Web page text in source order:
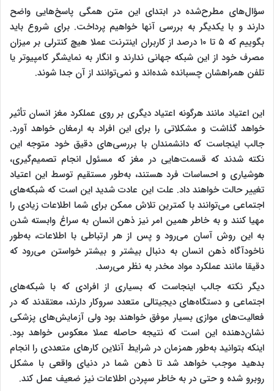
سؤال‌های مطرح‌شده در ابتدای این متن همگی پاسخ‌هایی واضح
دارند و با یکدیگر به بررسی آنها خواهیم پرداخت. برای شروع باید
بگوییم که ۵ تا ۱۰ درصد از کاربران اینترنت عملا هیچ کنترلی بر میزان
مصرف خود از این شبکه جهانی ندارند و انگار به نمایشگر کامپیوتر یا
تلفن همراهشان چسبانده شده‌اند و نمی‌توانند از آن جدا شوند.
این اعتیاد مانند هرگونه اعتیاد دیگری بر روی عملکرد مغز انسان تأثیر
خواهد گذاشت و مشکلاتی را برای این افراد به ارمغان خواهد آورد.
جالب اینجاست که دانشمندان با بررسی‌های دقیق خود متوجه این
نکته شدند که قسمت‌هایی در مغز که مسئول انجام تصمیم‌گیری،
هوشیاری و احساسات فرد هستند، به‌طور مستقیم توسط این اعتیاد
تغییر حالت خواهند داد. علت این عادت شدید این است که شبکه‌های
اجتماعی می‌توانند با کمترین تلاش ممکن برای شما اطلاعات زیادی را
مهیا کنند و به خاطر همین امر نیز ذهن انسان به سراغ وابسته شدن
به این روش آسان می‌رود و پس از هر ارتباطی با اطلاعات، به‌طور
ناخودآگاه ذهن انسان به دنبال بیشتر و بیشتر خواستن می‌رود که
دقیقا مانند عملکرد مواد مخدر به نظر می‌رسد.
دیگر نکته جالب اینجاست که بسیاری از افرادی که با شبکه‌های
اجتماعی و دستگا‌ه‌های دیجیتالی متعدد سروکار دارند، معتقدند که در
فعالیت‌های موازی بسیار موفق خواهند بود ولی آزمایش‌های پزشکی
نشان‌دهنده این است که نتیجه حاصله عملا معکوس خواهد بود.
اینکه بتوانید به‌طور همزمان در شرایط آنلاین کارهای متعددی را انجام
بدهید موجب خواهد شد تا ذهن شما در دنیای واقعی با مشکل
روبرو شده و حتی در به خاطر سپردن اطلاعات نیز ضعیف عمل کند.